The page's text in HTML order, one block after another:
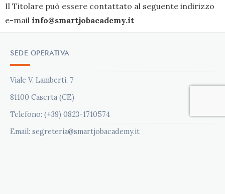
Il Titolare può essere contattato al seguente indirizzo
e-mail info@smartjobacademy.it
SEDE OPERATIVA
Viale V. Lamberti, 7
81100 Caserta (CE)
Telefono: (+39) 0823-1710574
Email: segreteria@smartjobacademy.it